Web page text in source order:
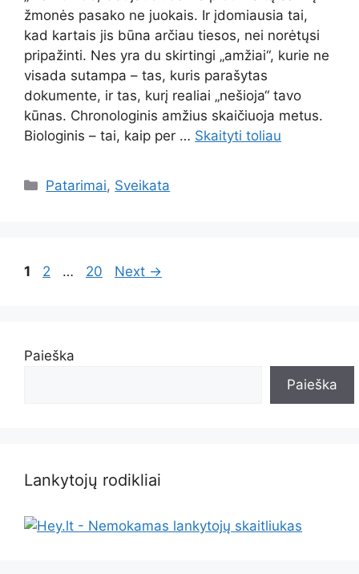
žmonės pasako ne juokais. Ir įdomiausia tai,
kad kartais jis būna arčiau tiesos, nei norėtųsi
pripažinti. Nes yra du skirtingi „amžiai“, kurie ne
visada sutampa – tas, kuris parašytas
dokumente, ir tas, kurį realiai „nešioja“ tavo
kūnas. Chronologinis amžius skaičiuoja metus.
Biologinis – tai, kaip per … Skaityti toliau
Kategorijos
Patarimai, Sveikata
Page
1 Page
2 … Page
20 Next →
Paieška
Paieška
Lankytojų rodikliai